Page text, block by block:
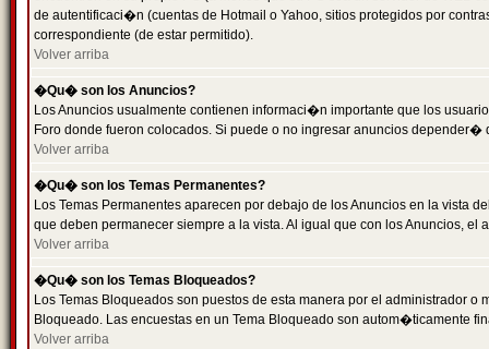
de autentificaci�n (cuentas de Hotmail o Yahoo, sitios protegidos por
correspondiente (de estar permitido).
Volver arriba
�Qu� son los Anuncios?
Los Anuncios usualmente contienen informaci�n importante que los
Foro donde fueron colocados. Si puede o no ingresar anuncios
Volver arriba
�Qu� son los Temas Permanentes?
Los Temas Permanentes aparecen por debajo de los Anuncios en la
que deben permanecer siempre a la vista. Al igual que con los Anuncios,
Volver arriba
�Qu� son los Temas Bloqueados?
Los Temas Bloqueados son puestos de esta manera por el administrador
Bloqueado. Las encuestas en un Tema Bloqueado son autom�ticamente
Volver arriba